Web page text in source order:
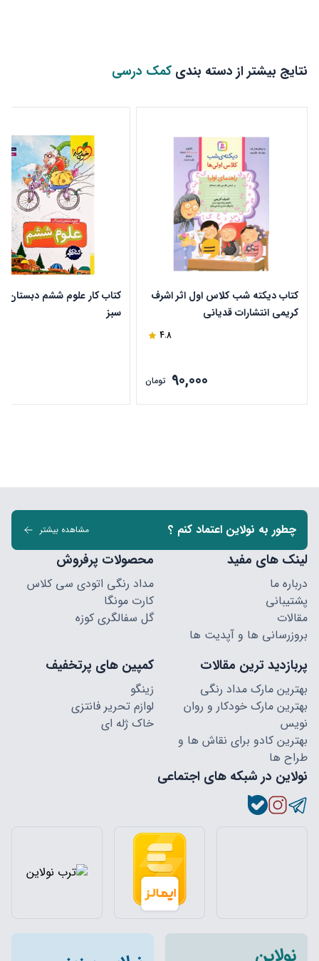
نتایج بیشتر از دسته بندی کمک درسی
کتاب دیکته شب کلاس اول اثر اشرف
کریمی انتشارات قدیانی
4.8
90,000 تومان
کتاب کار علوم ششم دبستان
سبز
چطور به نولاین اعتماد کنم ؟ مشاهده بیشتر
لینک های مفید
درباره ما
پشتیبانی
مقالات
بروزرسانی ها و آپدیت ها
محصولات پرفروش
مداد رنگی اتودی سی کلاس
کارت مونگا
گل سفالگری کوزه
پربازدید ترین مقالات
بهترین مارک مداد رنگی
بهترین مارک خودکار و روان
نویس
بهترین کادو برای نقاش ها و
طراح ها
کمپین های پرتخفیف
زینگو
لوازم تحریر فانتزی
خاک ژله ای
نولاین در شبکه های اجتماعی